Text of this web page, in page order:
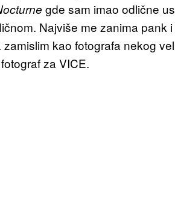
gde sam imao odlične
Najviše me zanima pank
kao fotografa nekog
za VICE.